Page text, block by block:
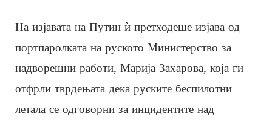
На изјавата на Путин ѝ претходеше изјава од
портпаролката на руското Министерство за
надворешни работи, Марија Захарова, која ги
отфрли тврдењата дека руските беспилотни
летала се одговорни за инцидентите над